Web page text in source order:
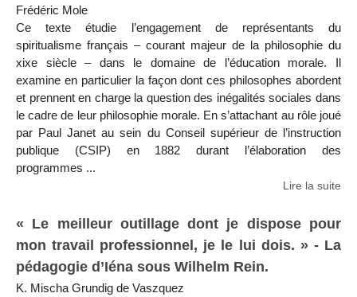
Frédéric Mole
Ce texte étudie l’engagement de représentants du
spiritualisme français – courant majeur de la philosophie du
xixe siècle – dans le domaine de l’éducation morale. Il
examine en particulier la façon dont ces philosophes abordent
et prennent en charge la question des inégalités sociales dans
le cadre de leur philosophie morale. En s’attachant au rôle joué
par Paul Janet au sein du Conseil supérieur de l’instruction
publique (CSIP) en 1882 durant l’élaboration des
programmes ...
Lire la suite
« Le meilleur outillage dont je dispose pour
mon travail professionnel, je le lui dois. » - La
pédagogie d’Iéna sous Wilhelm Rein.
K. Mischa Grundig de Vaszquez